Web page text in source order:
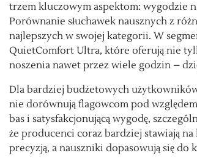
trzem kluczowym aspektom: wygodzie
Porównanie słuchawek nausznych z
najlepszych w swojej kategorii. W
QuietComfort Ultra, które oferują nie
noszenia nawet przez wiele godzin –
Dla bardziej budżetowych
nie dorównują flagowcom pod
bas i satysfakcjonującą wygodę,
że producenci coraz bardziej stawiają
precyzją, a nauszniki dopasowują się do